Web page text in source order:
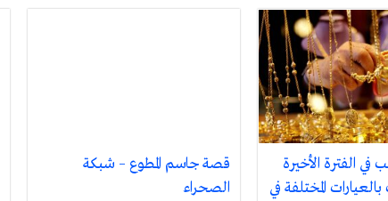
الفترة الأخيرة
المختلفة في
قصة جاسم المطوع – شبكة
الصحراء